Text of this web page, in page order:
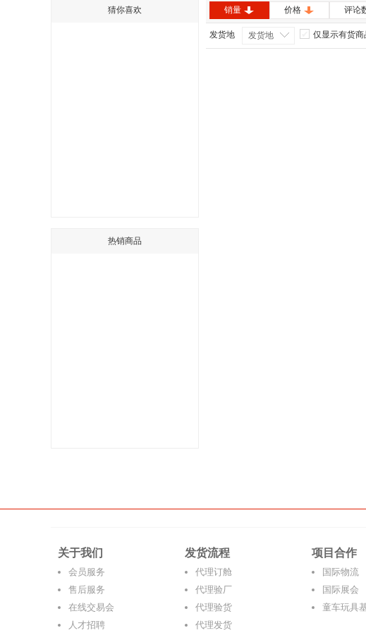
猜你喜欢
热销商品
销量 价格 评论
发货地 发货地 仅显示有货商
关于我们
会员服务
售后服务
在线交易会
人才招聘
发货流程
代理订舱
代理验厂
代理验货
代理发货
项目合作
国际物流
国际展会
童车玩具